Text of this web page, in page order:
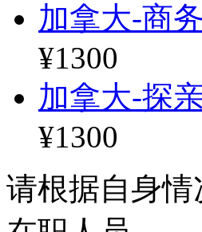
加拿大-商
¥1300
加拿大-探
¥1300
请根据自身